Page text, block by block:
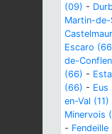
(09) -
Martin-
Escaro
de-
(66) -
(66) - Eus
en-Val (11)
Minervois
- Fendeille